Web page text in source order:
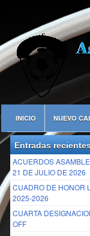
INICIO NUEVO
Entradas
ACUERDOS
21 DE JULIO DE 2026
CUADRO DE HONOR
2025-2026
CUARTA
OFF